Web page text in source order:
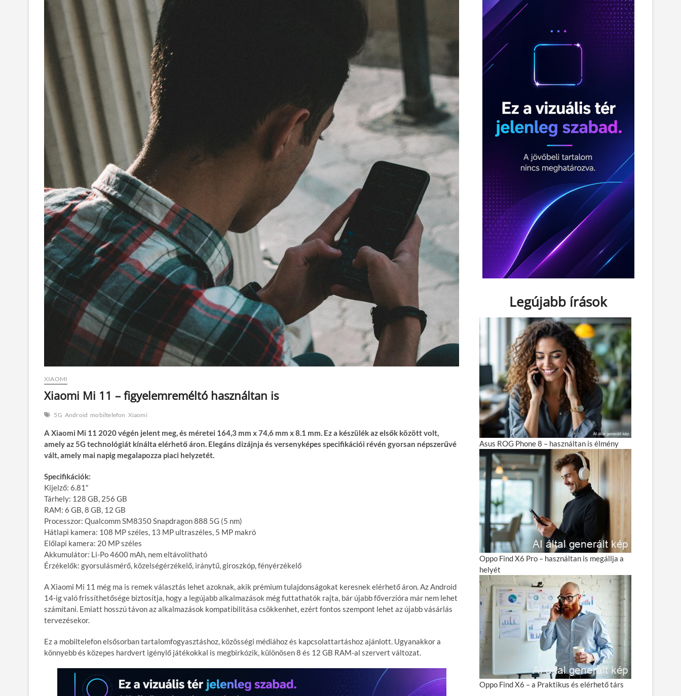
XIAOMI
Xiaomi Mi 11 – figyelemreméltó használtan is
5G Android mobiltelefon Xiaomi
A Xiaomi Mi 11 2020 végén jelent meg, és méretei 164,3 mm x 74,6 mm x 8.1 mm. Ez a készülék az elsők között volt,
amely az 5G technológiát kínálta elérhető áron. Elegáns dizájnja és versenyképes specifikációi révén gyorsan népszerűvé
vált, amely mai napig megalapozza piaci helyzetét.
Specifikációk:
Kijelző: 6.81″
Tárhely: 128 GB, 256 GB
RAM: 6 GB, 8 GB, 12 GB
Processzor: Qualcomm SM8350 Snapdragon 888 5G (5 nm)
Hátlapi kamera: 108 MP széles, 13 MP ultraszéles, 5 MP makró
Előlapi kamera: 20 MP széles
Akkumulátor: Li-Po 4600 mAh, nem eltávolítható
Érzékelők: gyorsulásmérő, közelségérzékelő, iránytű, giroszkóp, fényérzékelő
A Xiaomi Mi 11 még ma is remek választás lehet azoknak, akik prémium tulajdonságokat keresnek elérhető áron. Az Android
14-ig való frissíthetősége biztosítja, hogy a legújabb alkalmazások még futtathatók rajta, bár újabb főverzióra már nem lehet
számítani. Emiatt hosszú távon az alkalmazások kompatibilitása csökkenhet, ezért fontos szempont lehet az újabb vásárlás
tervezésekor.
Ez a mobiltelefon elsősorban tartalomfogyasztáshoz, közösségi médiához és kapcsolattartáshoz ajánlott. Ugyanakkor a
könnyebb és közepes hardvert igénylő játékokkal is megbirkózik, különösen 8 és 12 GB RAM-al szervert változat.
Legújabb írások
Asus ROG Phone 8 – használtan is élmény
Oppo Find X6 Pro – használtan is megállja a
helyét
Oppo Find X6 – a Praktikus és elérhető társ